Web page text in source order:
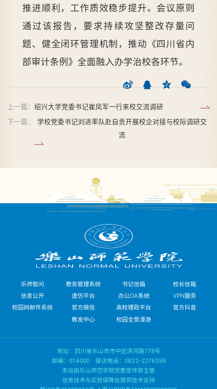
推进顺利，工作质效稳步提升。会议原则
通过该报告，要求持续攻坚整改存量问
题、健全闭环管理机制，推动《四川省内
部审计条例》全面融入办学治校各环节。
上一篇： 绍兴大学党委书记崔凤军一行来校交流调研
下一篇：
学校党委书记刘进率队赴自贡开展校企对接与校际调研交
流
乐师智问 教务管理系统 书记信箱
校长信箱
信息公开
虚仿平台 办公OA系统
VPN服务
校园网邮件系统
官方微信 高校理政平台
官方抖音
教发中心
校园全景漫游
地址：四川省乐山市市中区滨河路778号
邮编：614000 接访电话：0833-2276399
本站由乐山师范学院党委宣传部主管
信息技术与实验保障处提供技术支持